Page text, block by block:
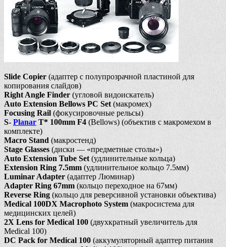
Slide Copier (адаптер с полупрозрачной пластиной для
копирования слайдов)
Right Angle Finder (угловой видоискатель)
Auto Extension Bellows PC Set (макромех)
Focusing Rail (фокусировочные рельсы)
S- Planar T* 100mm F4 (Bellows) (объектив с макромехом в
комплекте)
Macro Stand (макростенд)
Stage Glasses (диски — «предметные столы»)
Auto Extension Tube Set (удлинительные кольца)
Extension Ring 7.5mm (удлинительное кольцо 7.5мм)
Luminar Adapter (адаптер Люминар)
Adapter Ring 67mm (кольцо переходное на 67мм)
Reverse Ring (кольцо для реверсивной установки объектива)
Medical 100DX Macrophoto System (макросистема для
медицинских целей)
2X Lens for Medical 100 (двухкратный увеличитель для
Medical 100)
DC Pack for Medical 100 (аккумуляторный адаптер питания